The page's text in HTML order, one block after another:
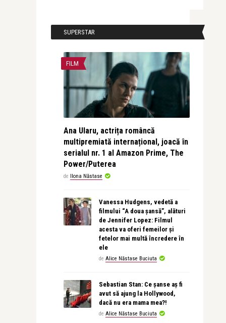
SUPERSTAR
FILM
Ana Ularu, actrița româncă
multipremiată internațional, joacă în
serialul nr. 1 al Amazon Prime, The
Power/Puterea
de Ilona Năstase
Vanessa Hudgens, vedetă a
filmului “A doua șansă”, alături
de Jennifer Lopez: Filmul
acesta va oferi femeilor și
fetelor mai multă încredere în
ele
de Alice Năstase Buciuta
Sebastian Stan: Ce șanse aș fi
avut să ajung la Hollywood,
dacă nu era mama mea?!
de Alice Năstase Buciuta